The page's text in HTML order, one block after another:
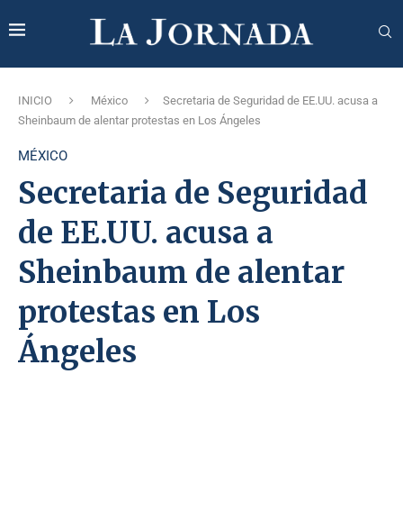
INICIO México
Secretaria de Seguridad de EE.UU. acusa a
Sheinbaum de alentar protestas en Los Ángeles
MÉXICO
Secretaria de Seguridad
de EE.UU. acusa a
Sheinbaum de alentar
protestas en Los
Ángeles